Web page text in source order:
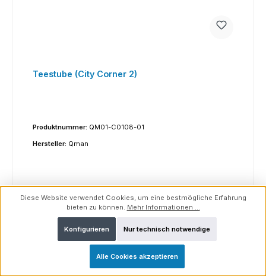
Teestube (City Corner 2)
Produktnummer: QM01-C0108-01
Hersteller: Qman
Verkaufspreis:
10,00 CHF Regulärer Preis:
15,90 CHF (37.11% gespart)
Preise inkl. MwSt. zzgl. Versandkosten
In den Warenkorb
Diese Website verwendet Cookies, um eine bestmögliche Erfahrung
bieten zu können. Mehr Informationen ...
Nur technisch notwendige
Konfigurieren
Alle Cookies akzeptieren